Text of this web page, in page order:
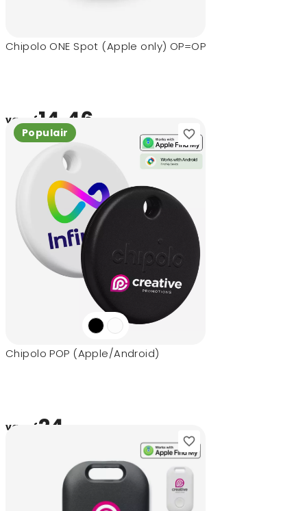
Chipolo ONE Spot (Apple only) OP=OP
vanaf14,46
Populair
Chipolo POP (Apple/Android)
vanaf24,-